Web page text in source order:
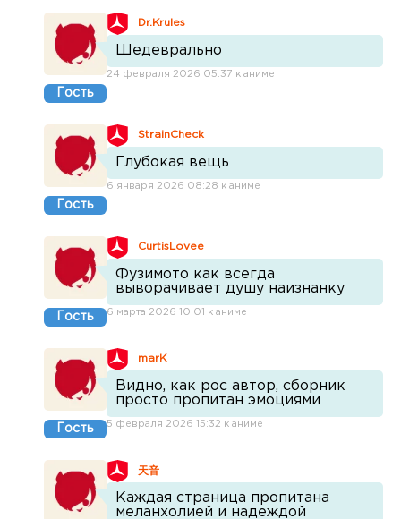
Гость
Dr.Krules
Шедеврально
24 февраля 2026 05:37 к аниме
Гость
StrainCheck
Глубокая вещь
6 января 2026 08:28 к аниме
Гость
CurtisLovee
Фузимото как всегда
выворачивает душу наизнанку
6 марта 2026 10:01 к аниме
Гость
marK
Видно, как рос автор, сборник
просто пропитан эмоциями
5 февраля 2026 15:32 к аниме
天音
Каждая страница пропитана
меланхолией и надеждой